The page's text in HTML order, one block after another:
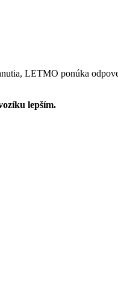
LETMO ponúka
lepším.